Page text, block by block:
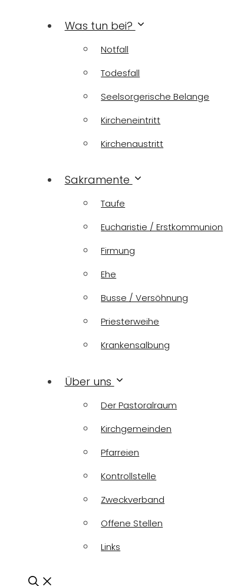
Was tun bei?
Notfall
Todesfall
Seelsorgerische Belange
Kircheneintritt
Kirchenaustritt
Sakramente
Taufe
Eucharistie / Erstkommunion
Firmung
Ehe
Busse / Versöhnung
Priesterweihe
Krankensalbung
Über uns
Der Pastoralraum
Kirchgemeinden
Pfarreien
Kontrollstelle
Zweckverband
Offene Stellen
Links